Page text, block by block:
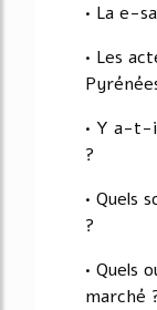
• La e-
• Les
• Y a-t-
?
• Quels
?
• Quels
marché